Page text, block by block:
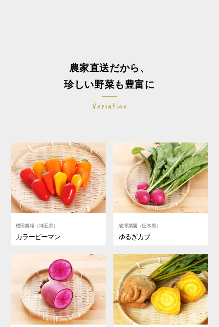
農家直送だから、
珍しい野菜も豊富に
横田農場（埼玉県）
カラーピーマン
成澤菜園（栃木県）
ゆるぎカブ